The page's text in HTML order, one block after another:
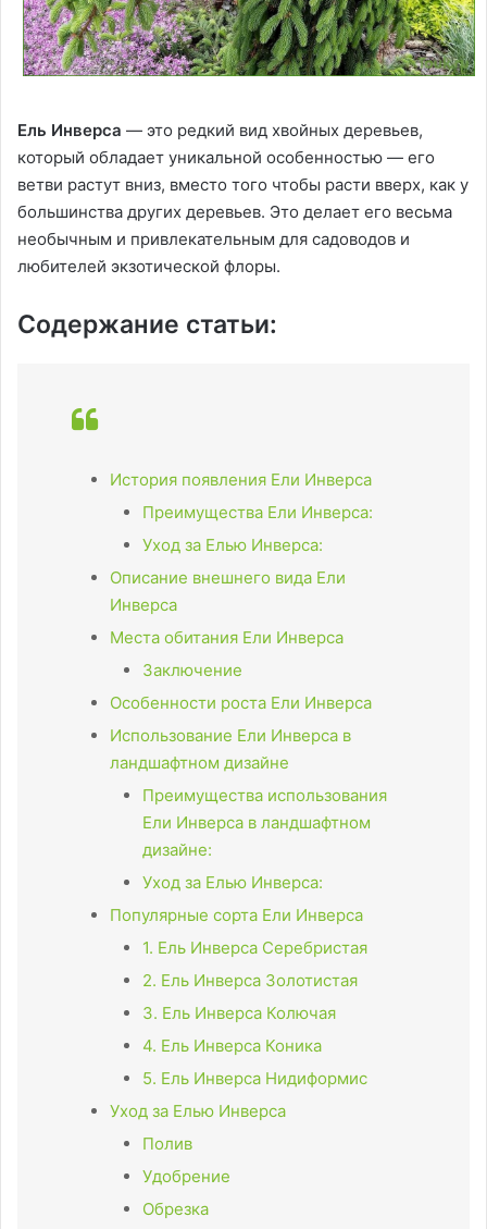
Ель Инверса — это редкий вид хвойных деревьев,
который обладает уникальной особенностью — его
ветви растут вниз, вместо того чтобы расти вверх, как у
большинства других деревьев. Это делает его весьма
необычным и привлекательным для садоводов и
любителей экзотической флоры.
Содержание статьи:
История появления Ели Инверса
Преимущества Ели Инверса:
Уход за Елью Инверса:
Описание внешнего вида Ели
Инверса
Места обитания Ели Инверса
Заключение
Особенности роста Ели Инверса
Использование Ели Инверса в
ландшафтном дизайне
Преимущества использования
Ели Инверса в ландшафтном
дизайне:
Уход за Елью Инверса:
Популярные сорта Ели Инверса
1. Ель Инверса Серебристая
2. Ель Инверса Золотистая
3. Ель Инверса Колючая
4. Ель Инверса Коника
5. Ель Инверса Нидиформис
Уход за Елью Инверса
Полив
Удобрение
Обрезка